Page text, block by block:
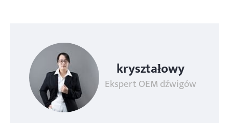
kryształowy
Ekspert OEM dźwigów